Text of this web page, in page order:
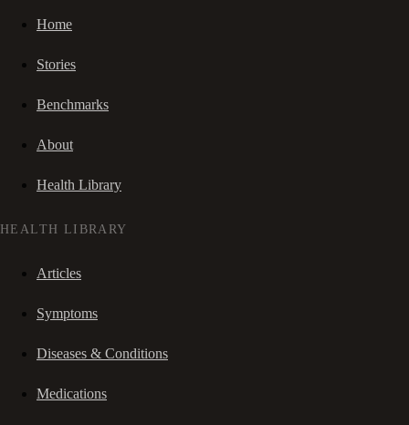
Home
Stories
Benchmarks
About
Health Library
HEALTH LIBRARY
Articles
Symptoms
Diseases & Conditions
Medications